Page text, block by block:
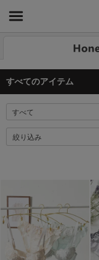
すべてのアイテム
絞り込み